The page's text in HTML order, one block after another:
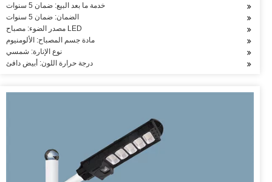
خدمة ما بعد البيع: ضمان 5 سنوات
الضمان: ضمان 5 سنوات
مصدر الضوء: مصباح LED
مادة جسم المصباح: الألومنيوم
نوع الإنارة: شمسي
درجة حرارة اللون: أبيض دافئ